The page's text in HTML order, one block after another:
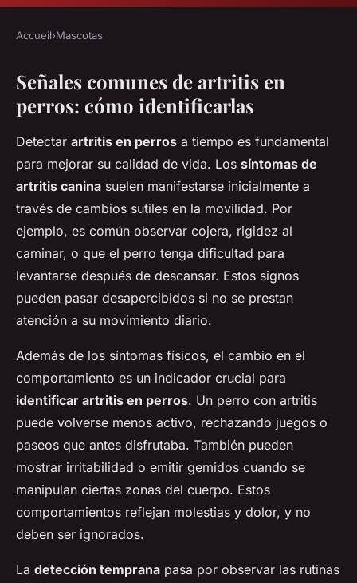
Accueil›Mascotas
Señales comunes de artritis en
perros: cómo identificarlas
Detectar artritis en perros a tiempo es fundamental
para mejorar su calidad de vida. Los síntomas de
artritis canina suelen manifestarse inicialmente a
través de cambios sutiles en la movilidad. Por
ejemplo, es común observar cojera, rigidez al
caminar, o que el perro tenga dificultad para
levantarse después de descansar. Estos signos
pueden pasar desapercibidos si no se prestan
atención a su movimiento diario.
Además de los síntomas físicos, el cambio en el
comportamiento es un indicador crucial para
identificar artritis en perros. Un perro con artritis
puede volverse menos activo, rechazando juegos o
paseos que antes disfrutaba. También pueden
mostrar irritabilidad o emitir gemidos cuando se
manipulan ciertas zonas del cuerpo. Estos
comportamientos reflejan molestias y dolor, y no
deben ser ignorados.
La detección temprana pasa por observar las rutinas